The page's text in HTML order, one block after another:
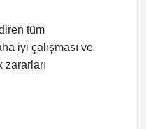
tüm
iyi çalışması ve